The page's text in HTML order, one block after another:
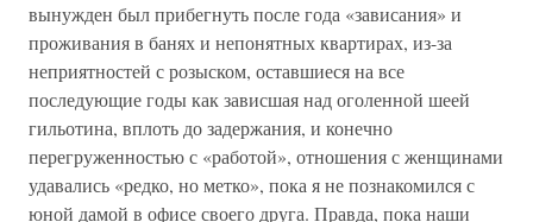
вынужден был прибегнуть после года «зависания» и
проживания в банях и непонятных квартирах, из-за
неприятностей с розыском, оставшиеся на все
последующие годы как зависшая над оголенной шеей
гильотина, вплоть до задержания, и конечно
перегруженностью с «работой», отношения с женщинами
удавались «редко, но метко», пока я не познакомился с
юной дамой в офисе своего друга. Правда, пока наши